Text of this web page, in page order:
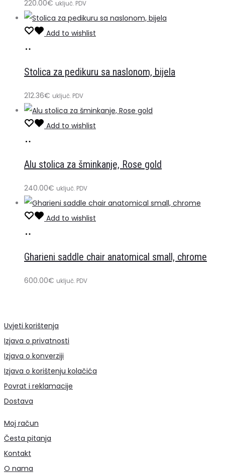
varijanti.
Opcije
odabrati
na
stranici
proizvoda
220.00€ uključ. PDV
Add to wishlist
košaricu
Stolica za pedikuru sa naslonom, bijela
212.36€ uključ. PDV
Add to wishlist
košaricu
Alu stolica za šminkanje, Rose gold
240.00€ uključ. PDV
Add to wishlist
košaricu
Gharieni saddle chair anatomical small, chrome
600.00€ uključ. PDV
Uvjeti korištenja
Izjava o privatnosti
Izjava o konverziji
Izjava o korištenju kolačića
Povrat i reklamacije
Dostava
Moj račun
Česta pitanja
Kontakt
O nama